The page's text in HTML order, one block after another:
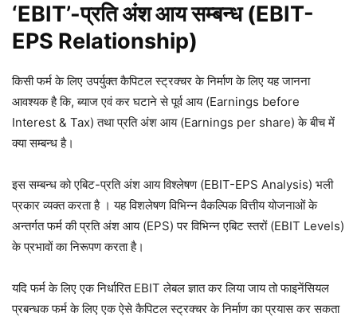
‘EBIT’-प्रति अंश आय सम्बन्ध (EBIT-
EPS Relationship)
किसी फर्म के लिए उपर्युक्त कैपिटल स्ट्रक्चर के निर्माण के लिए यह जानना
आवश्यक है कि, ब्याज एवं कर घटाने से पूर्व आय (Earnings before
Interest & Tax) तथा प्रति अंश आय (Earnings per share) के बीच में
क्या सम्बन्ध है।
इस सम्बन्ध को एबिट-प्रति अंश आय विश्लेषण (EBIT-EPS Analysis) भली
प्रकार व्यक्त करता है । यह विशलेषण विभिन्न वैकल्पिक वित्तीय योजनाओं के
अन्तर्गत फर्म की प्रति अंश आय (EPS) पर विभिन्न एबिट स्तरों (EBIT Levels)
के प्रभावों का निरूपण करता है।
यदि फर्म के लिए एक निर्धारित EBIT लेबल ज्ञात कर लिया जाय तो फाइनेंसियल
प्रबन्धक फर्म के लिए एक ऐसे कैपिटल स्ट्रक्चर के निर्माण का प्रयास कर सकता